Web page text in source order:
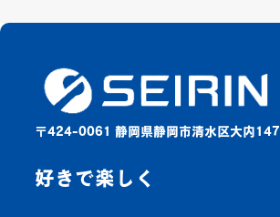
〒424-0061 静岡県静岡市清水区大内147
好きで楽しく